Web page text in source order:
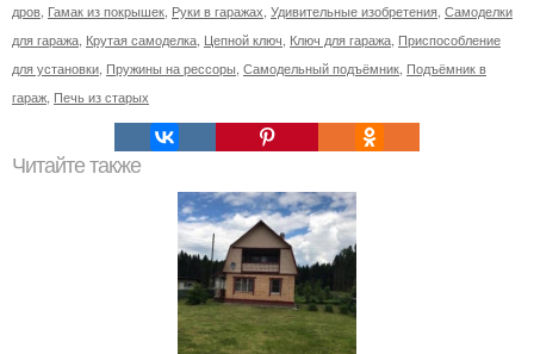
дров, Гамак из покрышек, Руки в гаражах, Удивительные изобретения, Самоделки
для гаража, Крутая самоделка, Цепной ключ, Ключ для гаража, Приспособление
для установки, Пружины на рессоры, Самодельный подъёмник, Подъёмник в
гараж, Печь из старых
Читайте также